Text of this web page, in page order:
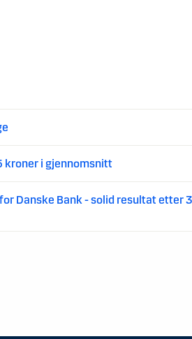
kroner i gjennomsnitt
Danske Bank - solid resultat etter